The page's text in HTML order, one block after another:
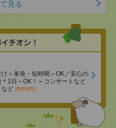
見る
＞単発・短時間～OK／安心の
1日～OK！＞コンサートなど
など (8/6UP!)